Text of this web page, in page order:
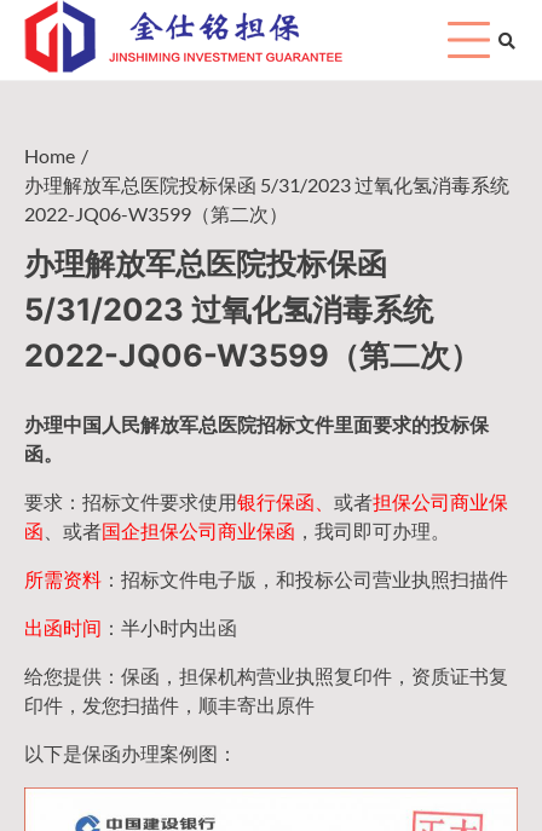
Skip
content
Home
办理解放军总医院投标保函 5/31/2023 过氧化氢消毒系统
2022-JQ06-W3599（第二次）
办理解放军总医院投标保函
5/31/2023 过氧化氢消毒系统
2022-JQ06-W3599（第二次）
办理中国人民解放军总医院招标文件里面要求的投标保
函。
要求：招标文件要求使用银行保函、 或者担保公司商业保
函 、或者国企担保公司商业保函 ，我司即可办理。
所需资料 ：招标文件电子版，和投标公司营业执照扫描件
出函时间 ：半小时内出函
给您提供：保函，担保机构营业执照复印件，资质证书复
印件，发您扫描件，顺丰寄出原件
以下是保函办理案例图：